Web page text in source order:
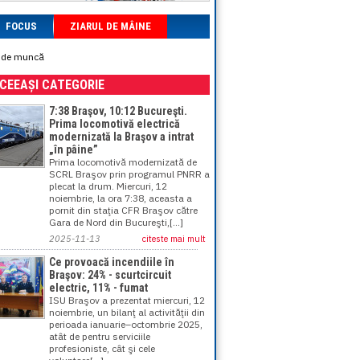
FOCUS ZIARUL DE MÂINE
muncă
CATEGORIE
7:38 Braşov, 10:12 Bucureşti.
Prima locomotivă electrică
modernizată la Braşov a intrat
„în pâine”
Prima locomotivă modernizată de
SCRL Braşov prin programul PNRR a
plecat la drum. Miercuri, 12
noiembrie, la ora 7:38, aceasta a
pornit din staţia CFR Braşov către
Gara de Nord din Bucureşti,[...]
2025-11-13 citeste mai mult
Ce provoacă incendiile în
Braşov: 24% - scurtcircuit
electric, 11% - fumat
ISU Braşov a prezentat miercuri, 12
noiembrie, un bilanţ al activităţii din
perioada ianuarie–octombrie 2025,
atât de pentru serviciile
profesioniste, cât şi cele